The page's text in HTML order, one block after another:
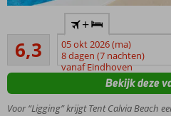
strand
Heerlijk
zwembad
Prachtige
kamers
6,3
Voldoende
4
beoordelingen
+
05 okt 2026 (ma)
8 dagen (7 nachten)
vanaf Eindhoven
Voor “Ligging” krijgt Tent Calvia Beach
Bekijk deze